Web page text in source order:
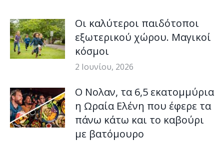
Οι καλύτεροι παιδότοποι
εξωτερικού χώρου. Μαγικοί
κόσμοι
2 Ιουνίου, 2026
Ο Νολαν, τα 6,5 εκατομμύρια
η Ωραία Ελένη που έφερε τα
πάνω κάτω και το καβούρι
με βατόμουρο